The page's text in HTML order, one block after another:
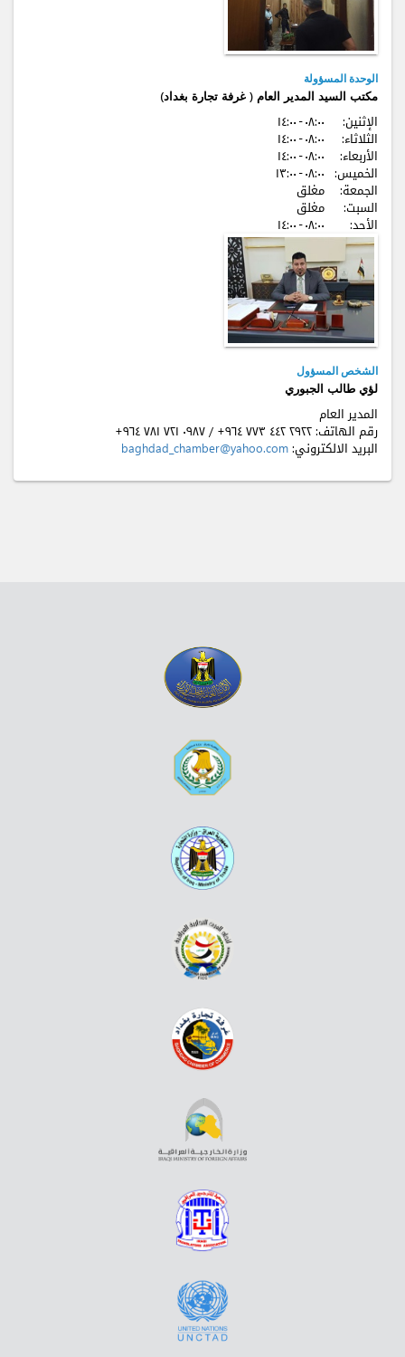
الوحدة المسؤولة
مكتب السيد المدير العام ( غرفة تجارة بغداد)
الإثنين: ٠٨:٠٠ - ۱٤:٠٠
الثلاثاء: ٠٨:٠٠ - ۱٤:٠٠
الأربعاء: ٠٨:٠٠ - ۱٤:٠٠
الخميس: ٠٨:٠٠ - ۱٣:٠٠
الجمعة: مغلق
السبت: مغلق
الأحد: ٠٨:٠٠ - ۱٤:٠٠
الشخص المسؤول
لؤي طالب الجبوري
المدير العام
رقم الهاتف:+٩٦٤ ٧٧٣ ٤٤٢ ٢٩٢٢ /+٩٦٤ ٧٨۱ ٧٢۱ ٠٩٨٧
البريد الالكتروني:baghdad_chamber@yahoo.com